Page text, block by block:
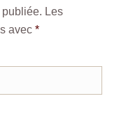
Les
avec *